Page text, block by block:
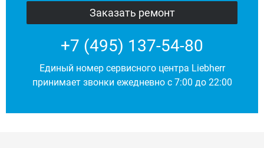
+7 (495) 137-54-80
Единый номер сервисного центра Liebherr
принимает звонки ежедневно с 7:00 до 22:00